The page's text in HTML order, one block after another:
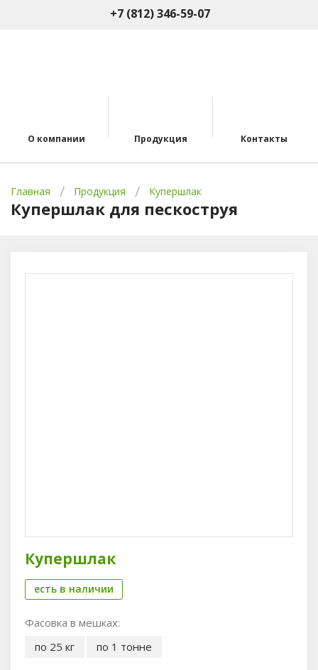
+7 (812) 346-59-07
О компании Продукция Контакты
Главная Продукция Купершлак
Купершлак для пескоструя
Купершлак
есть в наличии
Фасовка в мешках:
по 25 кг
по 1 тонне